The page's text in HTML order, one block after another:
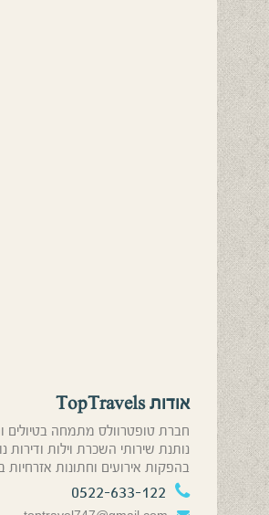
אודות TopTravels
חברת טופטרוולס מתמחה בטיולים
נותנת שירותי השכרת וילות
בהפקות אירועים וחתונות אזרחיות
0522-633-122